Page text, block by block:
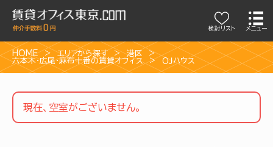
検討リスト メニュー
HOME エリアから探す
港区
六本木・広尾・麻布十番の賃貸オフィス
ＯＪハウス
現在、空室がございません。